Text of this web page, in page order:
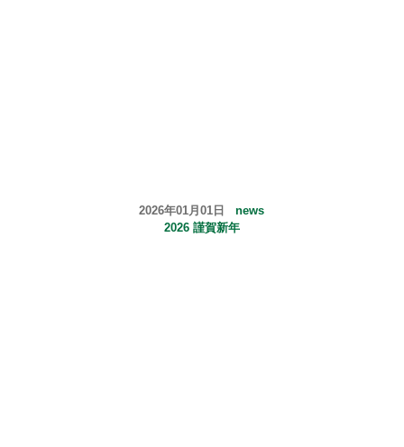
2026年01月01日news
2026 謹賀新年